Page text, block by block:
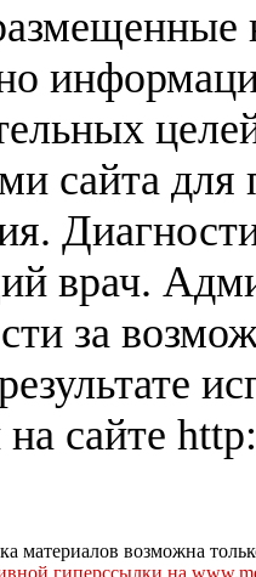
сайта
врач.
за
сайте
материалов возможна
гиперссылки на